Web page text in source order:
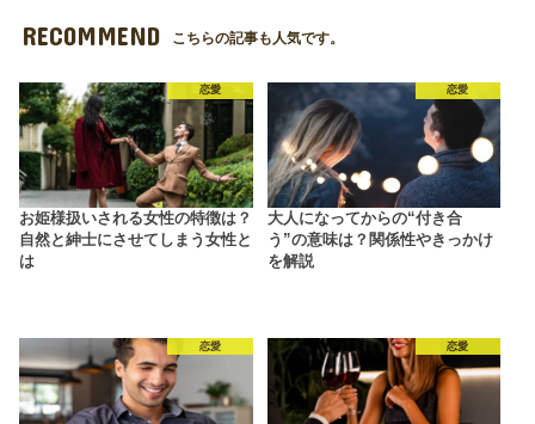
RECOMMEND こちらの記事も人気です。
恋愛
お姫様扱いされる女性の特徴は？
自然と紳士にさせてしまう女性と
は
恋愛
大人になってからの“付き合
う”の意味は？関係性やきっかけ
を解説
恋愛 恋愛